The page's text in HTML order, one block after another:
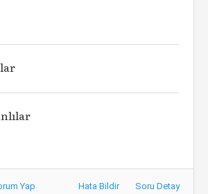
Yap Hata Bildir Soru Detay